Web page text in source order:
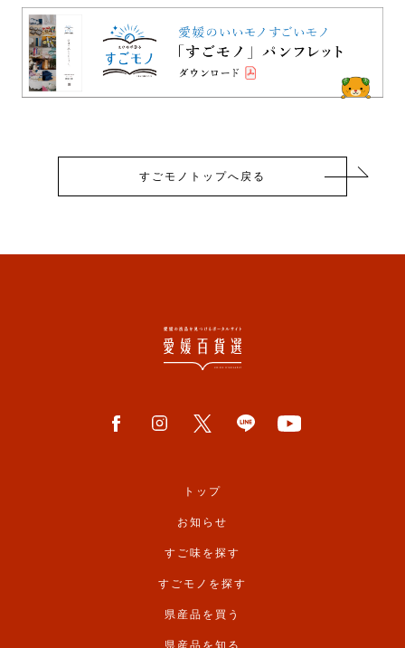
すごモノトップへ戻る
トップ
お知らせ
すご味を探す
すごモノを探す
県産品を買う
県産品を知る